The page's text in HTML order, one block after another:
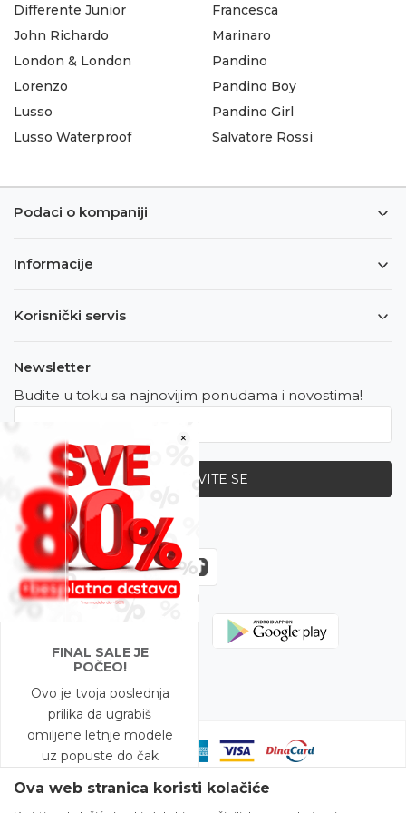
×
FINAL SALE JE
POČEO!
Ovo je tvoja poslednja
prilika da ugrabiš
omiljene letnje modele
uz popuste do čak
Differente Junior
Francesca
John Richardo
London & London
Lorenzo
Lusso
Lusso Waterproof
Marinaro
Pandino
Pandino Boy
Pandino Girl
Salvatore Rossi
Podaci o kompaniji
Informacije
Korisnički servis
Newsletter
Budite u toku sa najnovijim ponudama i novostima!
PRIJAVITE SE
Zapratite nas
Ova web stranica koristi kolačiće